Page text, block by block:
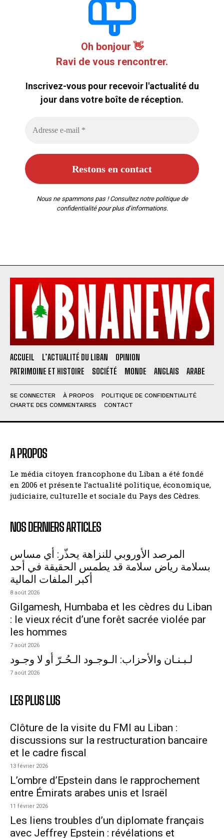
Oh bonjour 👋
Ravi de vous rencontrer.
Inscrivez-vous pour recevoir l'actualité du
jour dans votre boîte de réception.
Nous ne spammons pas ! Consultez notre politique de
confidentialitépour plus d’informations.
ACCUEIL L’ACTUALITÉ DU LIBAN
OPINION
PATRIMOINE ET HISTOIRE
SOCIÉTÉ MONDE ANGLAIS ARABE
SE CONNECTER À PROPOS
POLITIQUE DE CONFIDENTIALITÉ
CHARTE DES COMMENTAIRES
CONTACT
A PROPOS
Le média citoyen francophone du Liban a été fondé
en 2006 et présente l’actualité politique, économique,
judiciaire, culturelle et sociale du Pays des Cèdres.
NOS DERNIERS ARTICLES
المرصد الأوروبي للنزاهة يحذّر: أي مساس
بسلامة رياض سلامة قد يطمس الحقيقة في أحد
أكبر الملفات المالية
8 août 2026
Gilgamesh, Humbaba et les cèdres du Liban
: le vieux récit d’une forêt sacrée violée par
les hommes
7 août 2026
لـبـنـان والأحزاب: الـوجـود الـحُـرّ أو لا وجـود
7 août 2026
LES PLUS LUS
Clôture de la visite du FMI au Liban :
discussions sur la restructuration bancaire
et le cadre fiscal
13 février 2026
L’ombre d’Epstein dans le rapprochement
entre Émirats arabes unis et Israël
11 février 2026
Les liens troubles d’un diplomate français
avec Jeffrey Epstein : révélations et